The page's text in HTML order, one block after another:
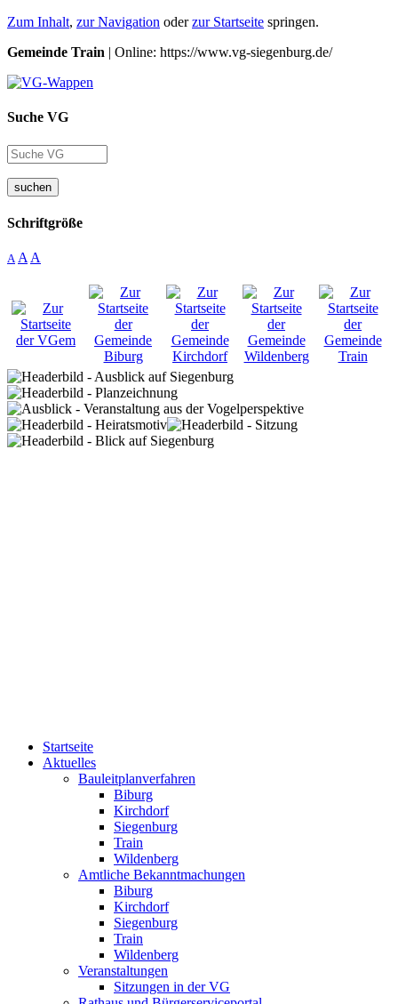
Zum Inhalt, zur Navigation oderzur Startseite springen.
Gemeinde Train | Online: https://www.vg-siegenburg.de/
Suche VG
suchen
Schriftgröße
A A A
Startseite
Aktuelles
Bauleitplanverfahren
Biburg
Kirchdorf
Siegenburg
Train
Wildenberg
Amtliche Bekanntmachungen
Biburg
Kirchdorf
Siegenburg
Train
Wildenberg
Veranstaltungen
Sitzungen in der VG